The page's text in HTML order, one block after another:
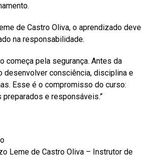
de Castro Oliva, o aprendizado deve
na responsabilidade.
começa pela segurança. Antes da
desenvolver consciência, disciplina e
Esse é o compromisso do curso:
e responsáveis.”
Leme de Castro Oliva – Instrutor de